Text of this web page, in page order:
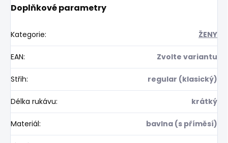
Doplňkové parametry
Kategorie: ŽENY
EAN: Zvolte variantu
Střih: regular (klasický)
Délka rukávu: krátký
Materiál: bavlna (s příměsí)